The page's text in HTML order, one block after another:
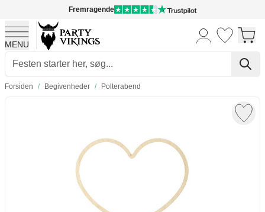
Fremragende
MENU
Skip to Content
Forsiden / Begivenheder / Polterabend